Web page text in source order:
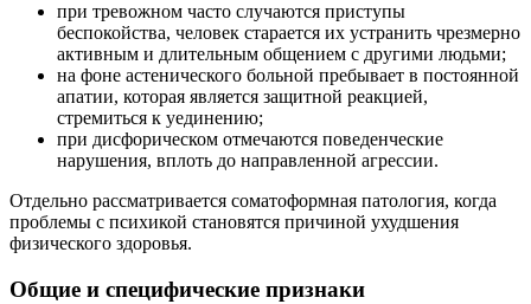
при тревожном часто случаются приступы
беспокойства, человек старается их устранить чрезмерно
активным и длительным общением с другими людьми;
на фоне астенического больной пребывает в постоянной
апатии, которая является защитной реакцией,
стремиться к уединению;
при дисфорическом отмечаются поведенческие
нарушения, вплоть до направленной агрессии.
Отдельно рассматривается соматоформная патология, когда
проблемы с психикой становятся причиной ухудшения
физического здоровья.
Общие и специфические признаки